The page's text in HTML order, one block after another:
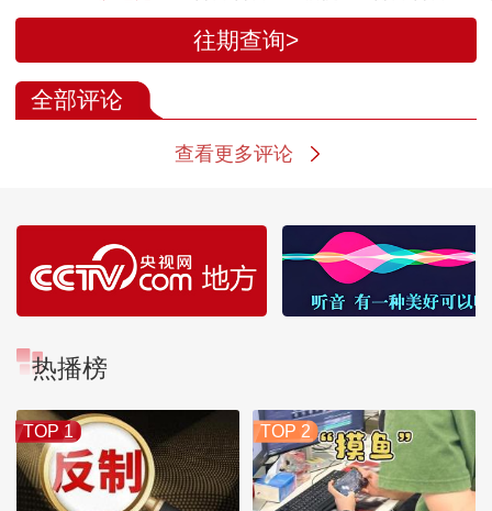
传言
排，肠道不安！
杯玉米水，刮
往期查询>
全部评论
查看更多评论
热播榜
TOP 1 TOP 2